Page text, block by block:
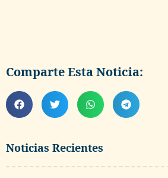
Noticias Recientes
Comparte Esta Noticia: